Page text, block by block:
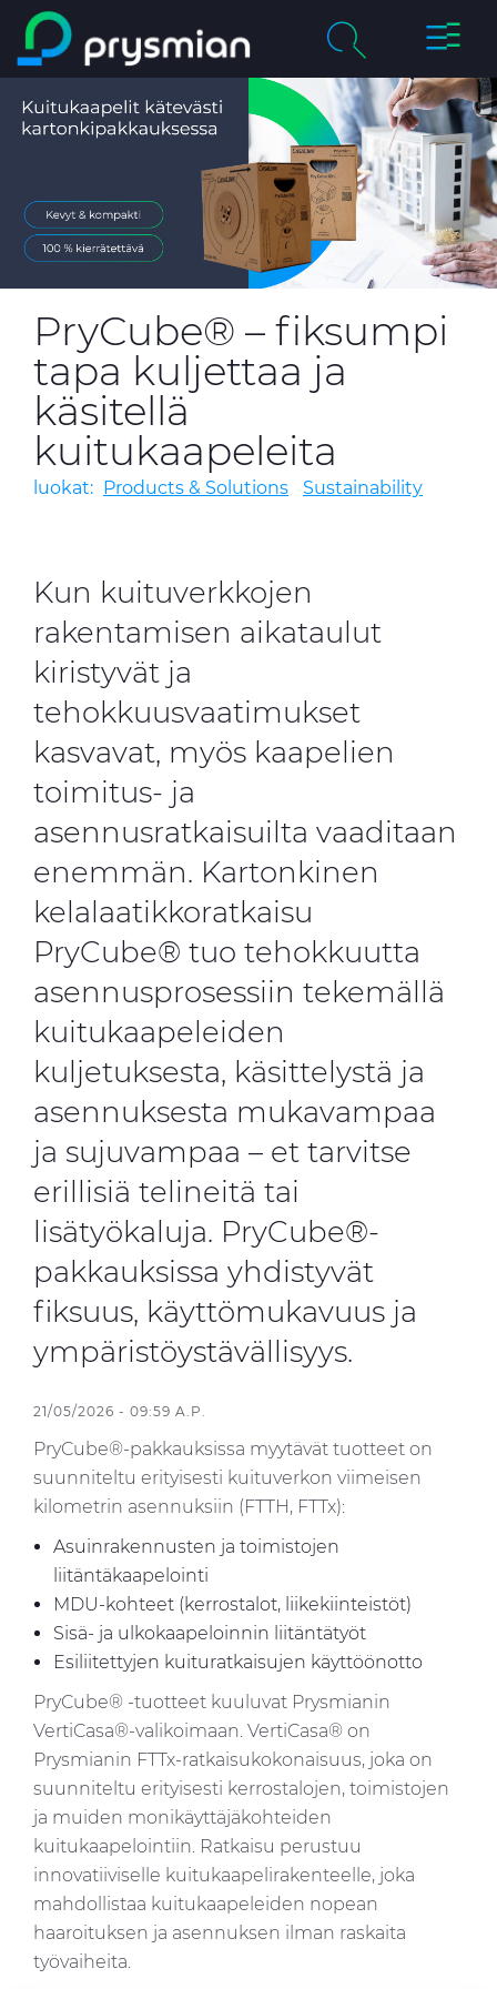
prysmian.skip_to_main_content
Haku
Yritys
Tuotteet & palvelut chevron_right
Vastuullisuus
Ura Prysmianilla
Uutiset
Yhteystiedot
CableApp
DoP, CPR
Kaapelikelat
HISTORIA
PryCube® – fiksumpi
tapa kuljettaa ja
käsitellä
kuitukaapeleita
luokat: Products & Solutions Sustainability
Kun kuituverkkojen
rakentamisen aikataulut
kiristyvät ja
tehokkuusvaatimukset
kasvavat, myös kaapelien
toimitus- ja
asennusratkaisuilta vaaditaan
enemmän. Kartonkinen
kelalaatikkoratkaisu
PryCube® tuo tehokkuutta
asennusprosessiin tekemällä
kuitukaapeleiden
kuljetuksesta, käsittelystä ja
asennuksesta mukavampaa
ja sujuvampaa – et tarvitse
erillisiä telineitä tai
lisätyökaluja. PryCube®-
pakkauksissa yhdistyvät
fiksuus, käyttömukavuus ja
ympäristöystävällisyys.
21/05/2026 - 09:59 A.P.
PryCube®-pakkauksissa myytävät tuotteet on
suunniteltu erityisesti kuituverkon viimeisen
kilometrin asennuksiin (FTTH, FTTx):
Asuinrakennusten ja toimistojen
liitäntäkaapelointi
MDU-kohteet (kerrostalot, liikekiinteistöt)
Sisä- ja ulkokaapeloinnin liitäntätyöt
Esiliitettyjen kuituratkaisujen käyttöönotto
PryCube® -tuotteet kuuluvat Prysmianin
VertiCasa®-valikoimaan. VertiCasa® on
Prysmianin FTTx-ratkaisukokonaisuus, joka on
suunniteltu erityisesti kerrostalojen, toimistojen
ja muiden monikäyttäjäkohteiden
kuitukaapelointiin. Ratkaisu perustuu
innovatiiviselle kuitukaapelirakenteelle, joka
mahdollistaa kuitukaapeleiden nopean
haaroituksen ja asennuksen ilman raskaita
työvaiheita.